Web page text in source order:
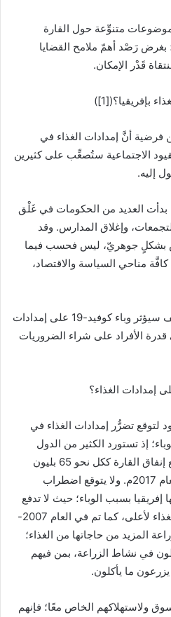
متنوِّعة حول القارة
بغرض رَصْد أهمّ ملامح القضايا
قَدْر الإمكان.
أنَّ إمدادات الغذاء في
الاجتماعية ستُصعِّب على كثيرين
إليه.
19 في إفريقيا بدأت العديد من الحكومات في غَلْق
وإغلاق المدارس. وقد
بشكلٍ جوهريّ، ليس فحسب فيما
مناحي السياسة والاقتصاد،
ولكن ماذا عن نُظُم الغذاء؟ وكيف سيؤثر وباء كوفيد-19 على إمدادات
الأفراد على شراء الضروريات
لتوقع تضرُّر إمدادات الغذاء في
إذ تستورد الكثير من الدول
الإفريقية الغذاء بشكل كامل، مع إنفاق القارة ككل نحو 65 بليون
دولار على واردات الغذاء في العام 2017م. ولا يتوقع اضطراب
إفريقيا بسبب الوباء؛ حيث لا تدفع
تكلفة الطاقة المرتفعة أسعار الغذاء لأعلى، كما تم في العام 2007-
المزيد من حاجاتها من الغذاء؛
في نشاط الزراعة، بمن فيهم
ما يأكلون.
ولاستهلاكهم الخاص معًا؛ فإنهم